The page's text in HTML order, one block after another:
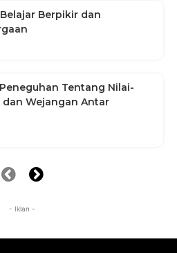
Berpikir dan
Peneguhan Tentang Nilai-
Wejangan Antar
- Iklan -